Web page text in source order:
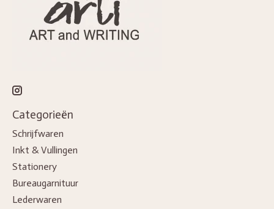
Categorieën
Schrijfwaren
Inkt & Vullingen
Stationery
Bureaugarnituur
Lederwaren